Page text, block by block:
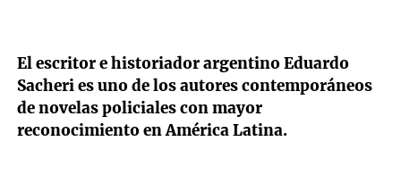
El escritor e historiador argentino Eduardo
Sacheri es uno de los autores contemporáneos
de novelas policiales con mayor
reconocimiento en América Latina.